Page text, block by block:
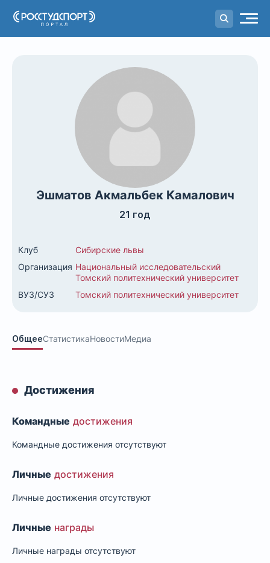
Порталстуденческого спорта
Эшматов Акмальбек Камалович
21 год
Клуб
Сибирские львы
Организация Национальный исследовательский
Томский политехнический университет
ВУЗ/СУЗ
Томский политехнический университет
ОбщееСтатистикаНовостиМедиа
Достижения
Командные достижения
Командные достижения отсутствуют
Личные достижения
Личные достижения отсутствуют
Личные награды
Личные награды отсутствуют